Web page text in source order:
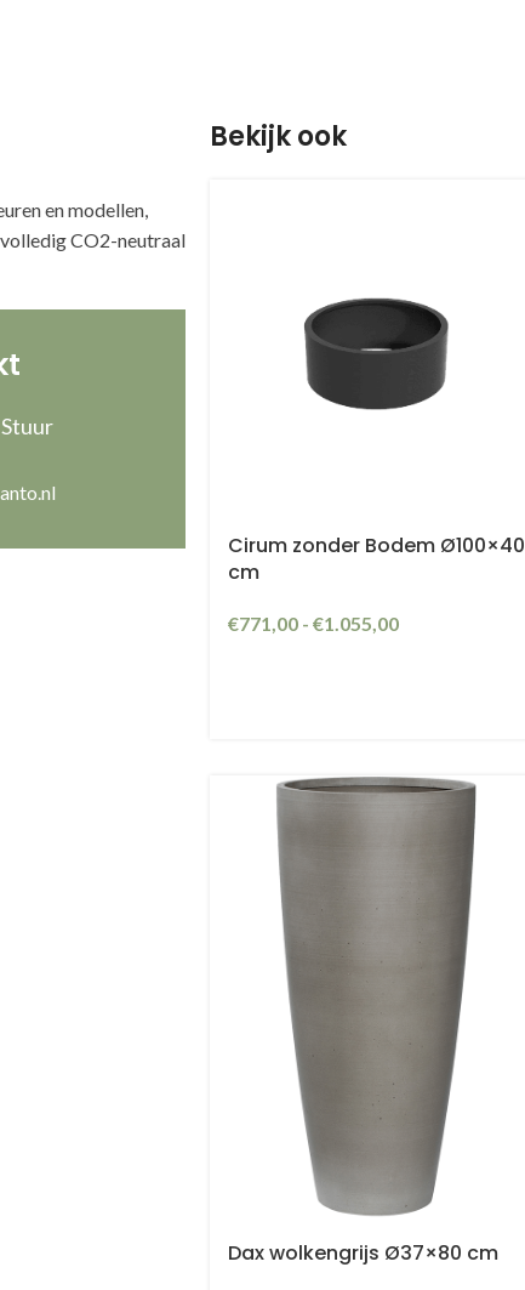
en modellen,
CO2-neutraal
Bekijk ook
Cirum zonder Bodem Ø100×40
cm
€771,00 - €1.055,00
Dax wolkengrijs Ø37×80 cm